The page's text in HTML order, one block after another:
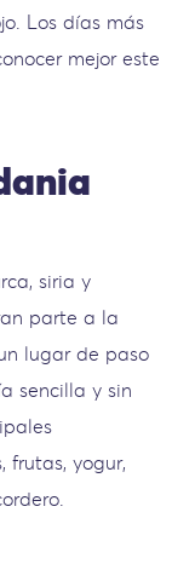
Los días más
mejor este
siria y
parte a la
lugar de paso
sencilla y sin
frutas, yogur,